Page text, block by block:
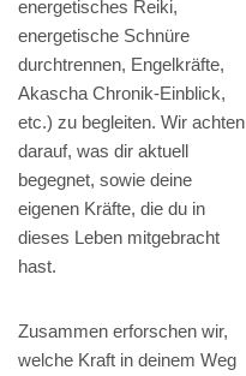
energetisches Reiki,
energetische Schnüre
durchtrennen, Engelkräfte,
Akascha Chronik-Einblick,
etc.) zu begleiten. Wir achten
darauf, was dir aktuell
begegnet, sowie deine
eigenen Kräfte, die du in
dieses Leben mitgebracht
hast.
Zusammen erforschen wir,
welche Kraft in deinem Weg